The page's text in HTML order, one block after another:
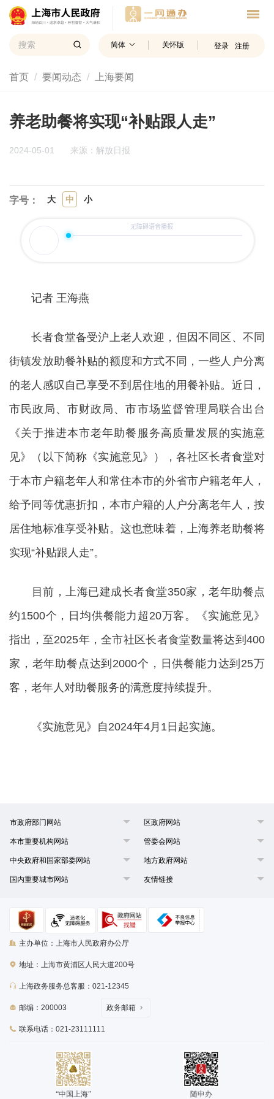
简体 关怀版 登录 注册
首页 要闻动态 上海要闻
养老助餐将实现“补贴跟人走”
2024-05-01 来源：解放日报
字号： 大 中 小
记者 王海燕
长者食堂备受沪上老人欢迎，但因不同区、不同
街镇发放助餐补贴的额度和方式不同，一些人户分离
的老人感叹自己享受不到居住地的用餐补贴。近日，
市民政局、市财政局、市市场监督管理局联合出台
《关于推进本市老年助餐服务高质量发展的实施意
见》（以下简称《实施意见》），各社区长者食堂对
于本市户籍老年人和常住本市的外省市户籍老年人，
给予同等优惠折扣，本市户籍的人户分离老年人，按
居住地标准享受补贴。这也意味着，上海养老助餐将
实现“补贴跟人走”。
目前，上海已建成长者食堂350家，老年助餐点
约1500个，日均供餐能力超20万客。《实施意见》
指出，至2025年，全市社区长者食堂数量将达到400
家，老年助餐点达到2000个，日供餐能力达到25万
客，老年人对助餐服务的满意度持续提升。
《实施意见》自2024年4月1日起实施。
市政府部门网站 区政府网站
本市重要机构网站 管委会网站
中央政府和国家部委网站 地方政府网站
国内重要城市网站 友情链接
主办单位：上海市人民政府办公厅
地址：上海市黄浦区人民大道200号
上海政务服务总客服：021-12345
邮编：200003
联系电话：021-23111111
政务邮箱
“中国上海” 随申办